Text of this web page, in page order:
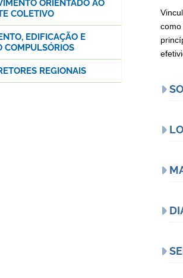
como
ORIENTADO AO
COLETIVO
EDIFICAÇÃO E
COMPULSÓRIOS
REGIONAIS